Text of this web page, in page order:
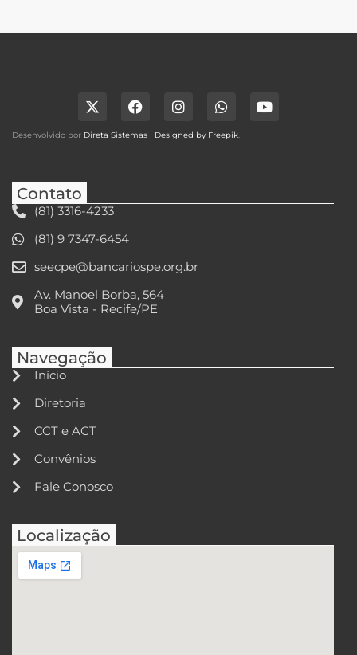
Desenvolvido por Direta Sistemas | Designed by Freepik.
Contato
(81) 3316-4233
(81) 9 7347-6454
seecpe@bancariospe.org.br
Av. Manoel Borba, 564
Boa Vista - Recife/PE
Navegação
Início
Diretoria
CCT e ACT
Convênios
Fale Conosco
Localização